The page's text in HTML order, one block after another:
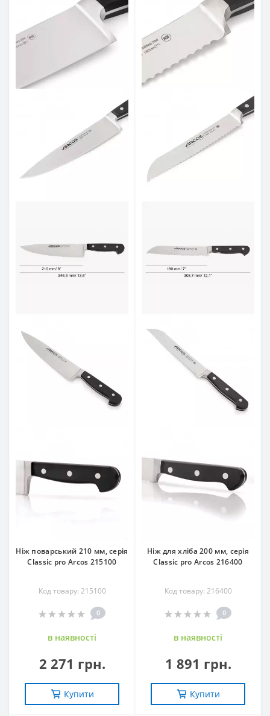
Ніж поварський 210 мм, серія
Classic pro Arcos 215100
Код товару: 215100
0
в наявностi
2 271 грн.
Купити
Ніж для хліба 200 мм, серія
Classic pro Arcos 216400
Код товару: 216400
0
в наявностi
1 891 грн.
Купити